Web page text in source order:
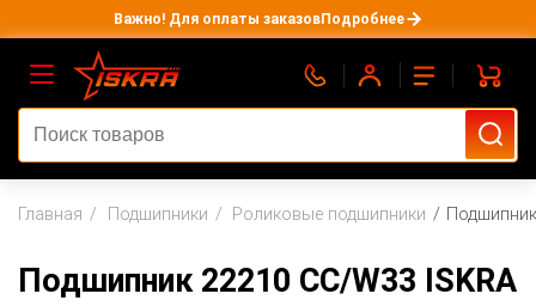
Важно! Для оплаты заказовПодробнее
Главная Подшипники Роликовые подшипники
Подшипник 22210 CC/W33 ISKRA